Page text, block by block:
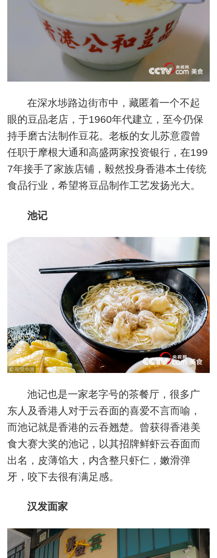
在深水埗路边街市中，藏匿着一个不起
眼的豆品老店，于1960年代建立，至今仍保
持手磨古法制作豆花。老板的女儿苏意霞曾
任职于摩根大通和高盛两家投资银行，在199
7年接手了家族店铺，毅然投身香港本土传统
食品行业，希望将豆品制作工艺发扬光大。
池记
池记也是一家老字号的茶餐厅，很多广
东人及香港人对于云吞面的喜爱不言而喻，
而池记就是香港的云吞翘楚。曾获得香港美
食大赛大奖的池记，以其招牌鲜虾云吞面而
出名，皮薄馅大，内含整只虾仁，嫩滑弹
牙，咬下去很有满足感。
汉发面家